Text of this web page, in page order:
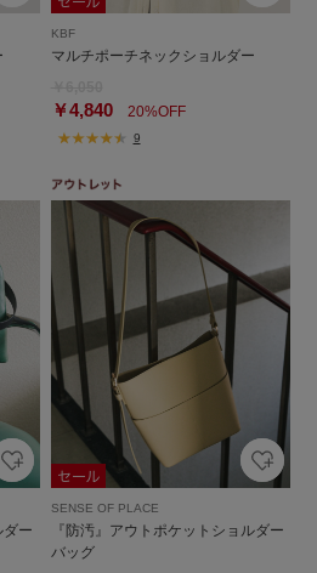
KBF
マルチポーチネックショルダー
￥4,84020%OFF
9
ダー
SENSE OF PLACE
『防汚』アウトポケットショルダー
バッグ